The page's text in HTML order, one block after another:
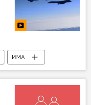
ИМА